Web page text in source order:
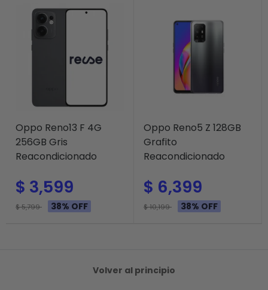
Oppo Reno13 F 4G
256GB Gris
Reacondicionado
$ 3,599
$ 5,799 38% OFF
Oppo Reno5 Z 128GB
Grafito
Reacondicionado
$ 6,399
$ 10,199 38% OFF
Volver al principio